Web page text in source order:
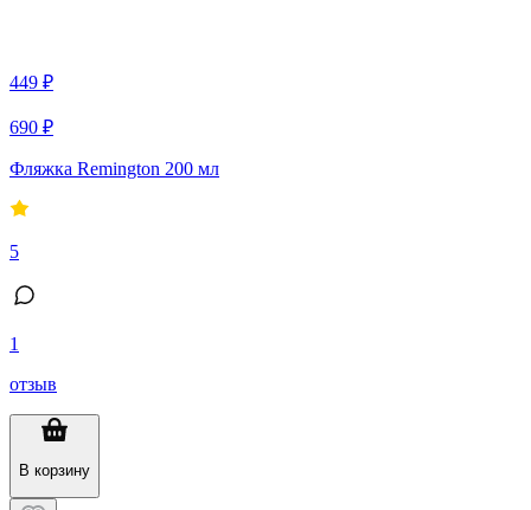
449 ₽
690 ₽
Фляжка Remington 200 мл
5
1
отзыв
В корзину